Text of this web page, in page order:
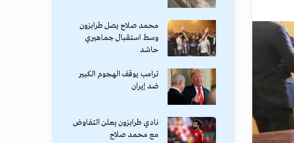
محمد صلاح يصل طرابزون
وسط استقبال جماهيري
حاشد
ترامب يوقف الهجوم الكبير
ضد إيران
نادي طرابزون يعلن التفاوض
مع محمد صلاح